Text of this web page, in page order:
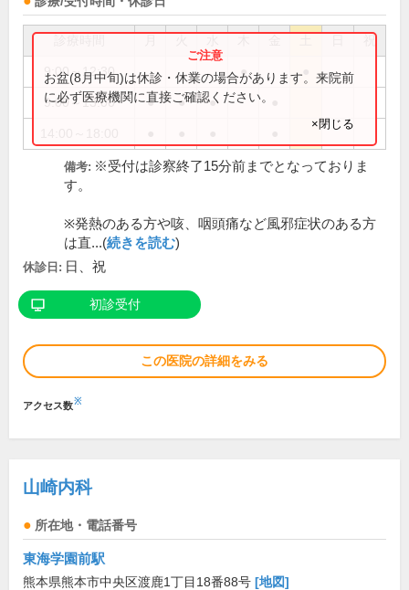
祝
9:00～12:30 ●
9:00～13:00 ● ● ●
お盆(8月中旬)は休診・休業の場合があります。来院前
に必ず医療機関に直接ご確認ください。
×閉じる
備考: ※受付は診察終了15分前までとなっておりま
す。
※発熱のある方や咳、咽頭痛など風邪症状のある方
は直...(続きを読む)
休診日: 日、祝
初診受付
この医院の詳細をみる
アクセス数※
山崎内科
所在地・電話番号
東海学園前駅
熊本県熊本市中央区渡鹿1丁目18番88号 [地図]